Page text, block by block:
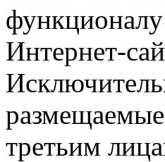
Интернет-
третьим